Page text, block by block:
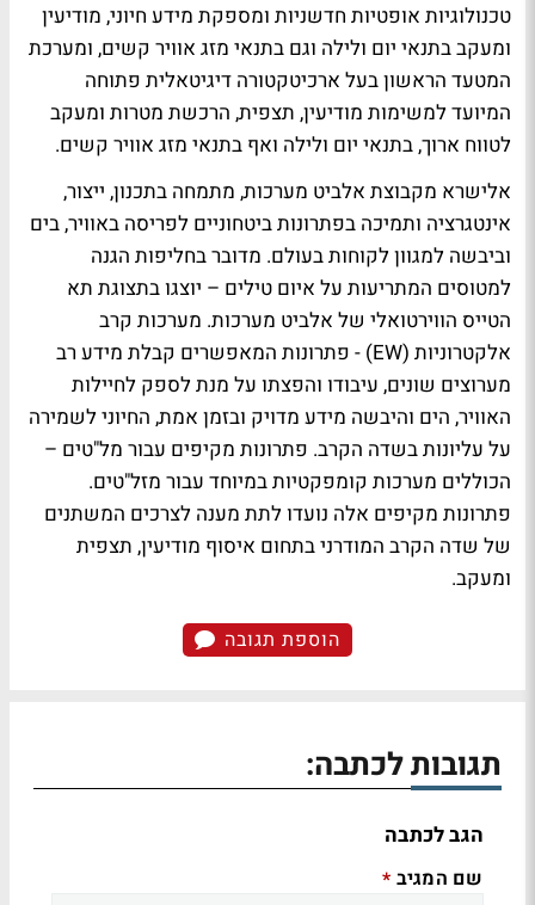
טכנולוגיות אופטיות חדשניות ומספקת מידע חיוני, מודיעין
ומעקב בתנאי יום ולילה וגם בתנאי מזג אוויר קשים, ומערכת
המטעד הראשון בעל ארכיטקטורה דיגיטאלית פתוחה
המיועד למשימות מודיעין, תצפית, הרכשת מטרות ומעקב
לטווח ארוך, בתנאי יום ולילה ואף בתנאי מזג אוויר קשים.
אלישרא מקבוצת אלביט מערכות, מתמחה בתכנון, ייצור,
אינטגרציה ותמיכה בפתרונות ביטחוניים לפריסה באוויר, בים
וביבשה למגוון לקוחות בעולם. מדובר בחליפות הגנה
למטוסים המתריעות על איום טילים – יוצגו בתצוגת תא
הטייס הווירטואלי של אלביט מערכות. מערכות קרב
אלקטרוניות (EW) - פתרונות המאפשרים קבלת מידע רב
מערוצים שונים, עיבודו והפצתו על מנת לספק לחיילות
האוויר, הים והיבשה מידע מדויק ובזמן אמת, החיוני לשמירה
על עליונות בשדה הקרב. פתרונות מקיפים עבור מל"טים –
הכוללים מערכות קומפקטיות במיוחד עבור מזל"טים.
פתרונות מקיפים אלה נועדו לתת מענה לצרכים המשתנים
של שדה הקרב המודרני בתחום איסוף מודיעין, תצפית
ומעקב.
הוספת תגובה
תגובות לכתבה:
הגב לכתבה
שם המגיב *